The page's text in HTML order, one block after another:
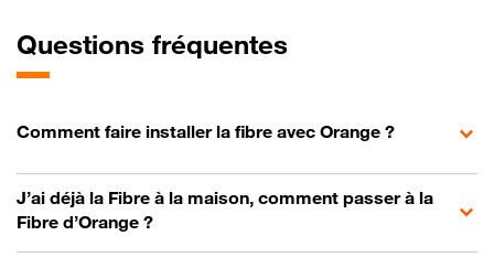
Questions fréquentes
Comment faire installer la fibre avec Orange ?
J’ai déjà la Fibre à la maison, comment passer à la
Fibre d’Orange ?